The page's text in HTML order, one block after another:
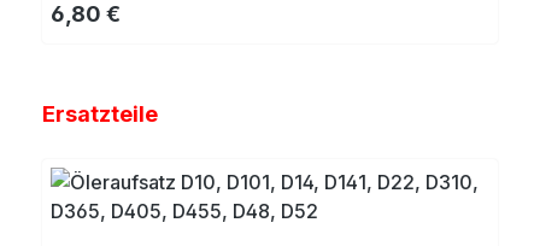
Regulärer Preis:
6,80 €
Produktgalerie überspringen
Ersatzteile